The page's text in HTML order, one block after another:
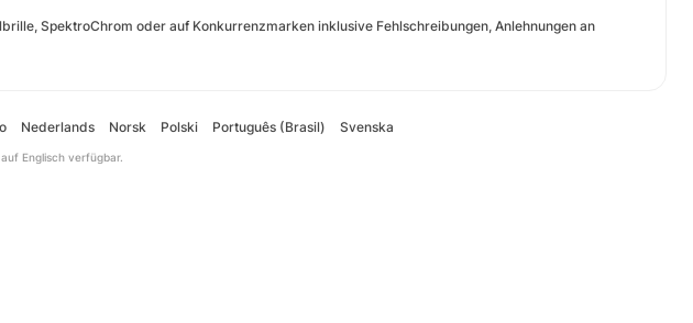
SpektroChrom oder auf Konkurrenzmarken inklusive Fehlschreibungen, Anlehnungen an
Nederlands Norsk Polski Português (Brasil) Svenska
Englisch verfügbar.